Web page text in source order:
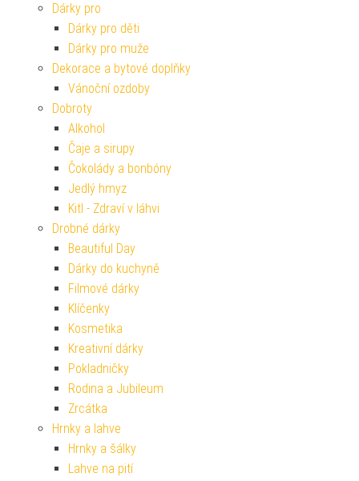
Dárky pro
Dárky pro děti
Dárky pro muže
Dekorace a bytové doplňky
Vánoční ozdoby
Dobroty
Alkohol
Čaje a sirupy
Čokolády a bonbóny
Jedlý hmyz
Kitl - Zdraví v láhvi
Drobné dárky
Beautiful Day
Dárky do kuchyně
Filmové dárky
Klíčenky
Kosmetika
Kreativní dárky
Pokladničky
Rodina a Jubileum
Zrcátka
Hrnky a lahve
Hrnky a šálky
Lahve na pití